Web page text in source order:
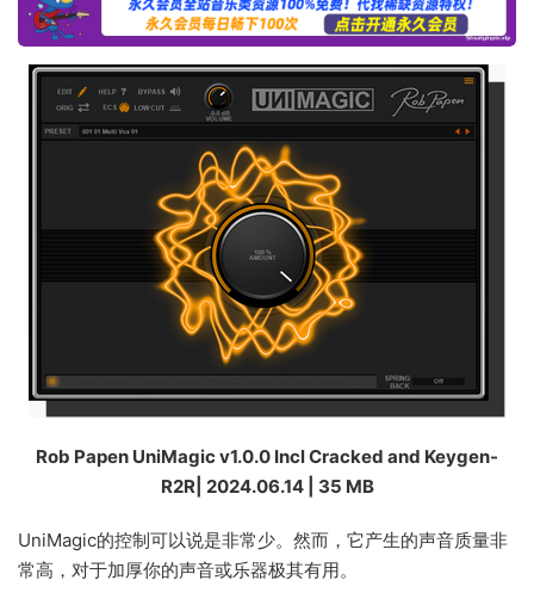
Rob Papen UniMagic v1.0.0 Incl Cracked and Keygen-
R2R| 2024.06.14 | 35 MB
UniMagic的控制可以说是非常少。然而，它产生的声音质量非
常高，对于加厚你的声音或乐器极其有用。